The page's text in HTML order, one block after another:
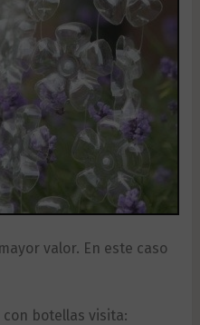
valor. En este caso
con botellas visita: